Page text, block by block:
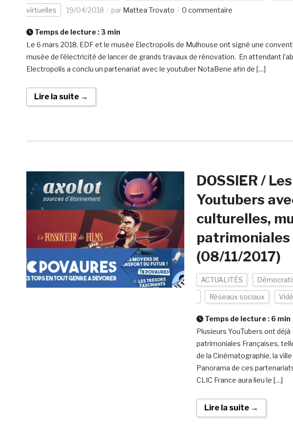
virtuelles 19/04/2018 par Mattea Trovato 0 commentaire
Temps de lecture : 3 min
Le 6 mars 2018, EDF et le musée Electropolis de Mulhouse ont signé une
musée de l’électricité de lancer de grands travaux de rénovation. En attendant
Electropolis a conclu un partenariat avec le youtuber NotaBene afin de […]
Lire la suite →
DOSSIER /
Youtubers
culturelles,
(08/11/2017)
ACTUALITÉS
Réseaux sociaux
Temps de lecture : 6 min
Plusieurs YouTubers ont
patrimoniales Françaises,
de la Cinématographie, la
Panorama de ces
CLIC France aura lieu le […]
Lire la suite →